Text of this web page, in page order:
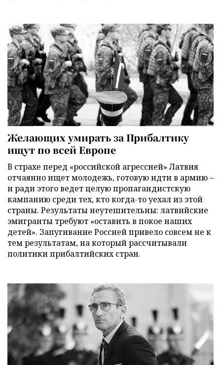
Желающих умирать за Прибалтику
ищут по всей Европе
В страхе перед «российской агрессией» Латвия
отчаянно ищет молодежь, готовую идти в армию –
и ради этого ведет целую пропагандистскую
кампанию среди тех, кто когда-то уехал из этой
страны. Результаты неутешительны: латвийские
эмигранты требуют «оставить в покое наших
детей». Запугивание Россией привело совсем не к
тем результатам, на который рассчитывали
политики прибалтийских стран.